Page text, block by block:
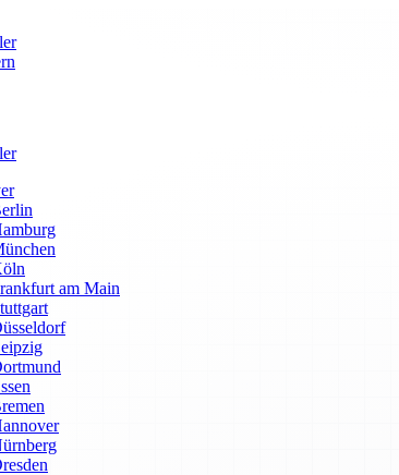
am Main